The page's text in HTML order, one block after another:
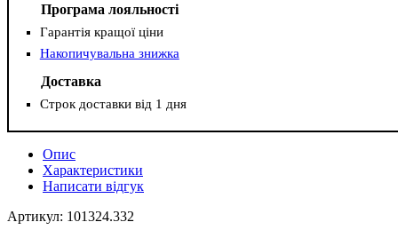
Програма лояльності
Гарантія кращої ціни
Накопичувальна знижка
Доставка
Строк доставки від 1 дня
Опис
Характеристики
Написати відгук
Артикул: 101324.332